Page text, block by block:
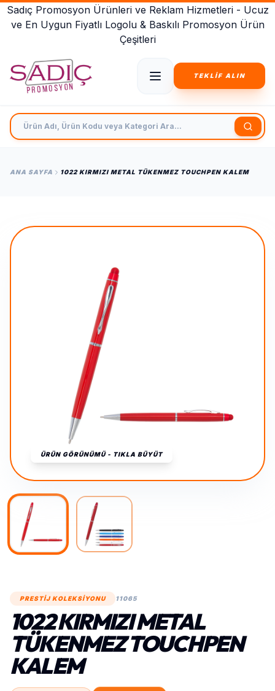
Sadıç Promosyon Ürünleri ve Reklam Hizmetleri - Ucuz
ve En Uygun Fiyatlı Logolu & Baskılı Promosyon Ürün
Çeşitleri
TEKLİF ALIN
Ürün Adı, Ürün Kodu veya Kategori Ara
ANA SAYFA 1022 KIRMIZI METAL TÜKENMEZ TOUCHPEN KALEM
ÜRÜN GÖRÜNÜMÜ - TIKLA BÜYÜT
PRESTİJ KOLEKSİYONU 11065
1022 KIRMIZI METAL
TÜKENMEZ TOUCHPEN
KALEM